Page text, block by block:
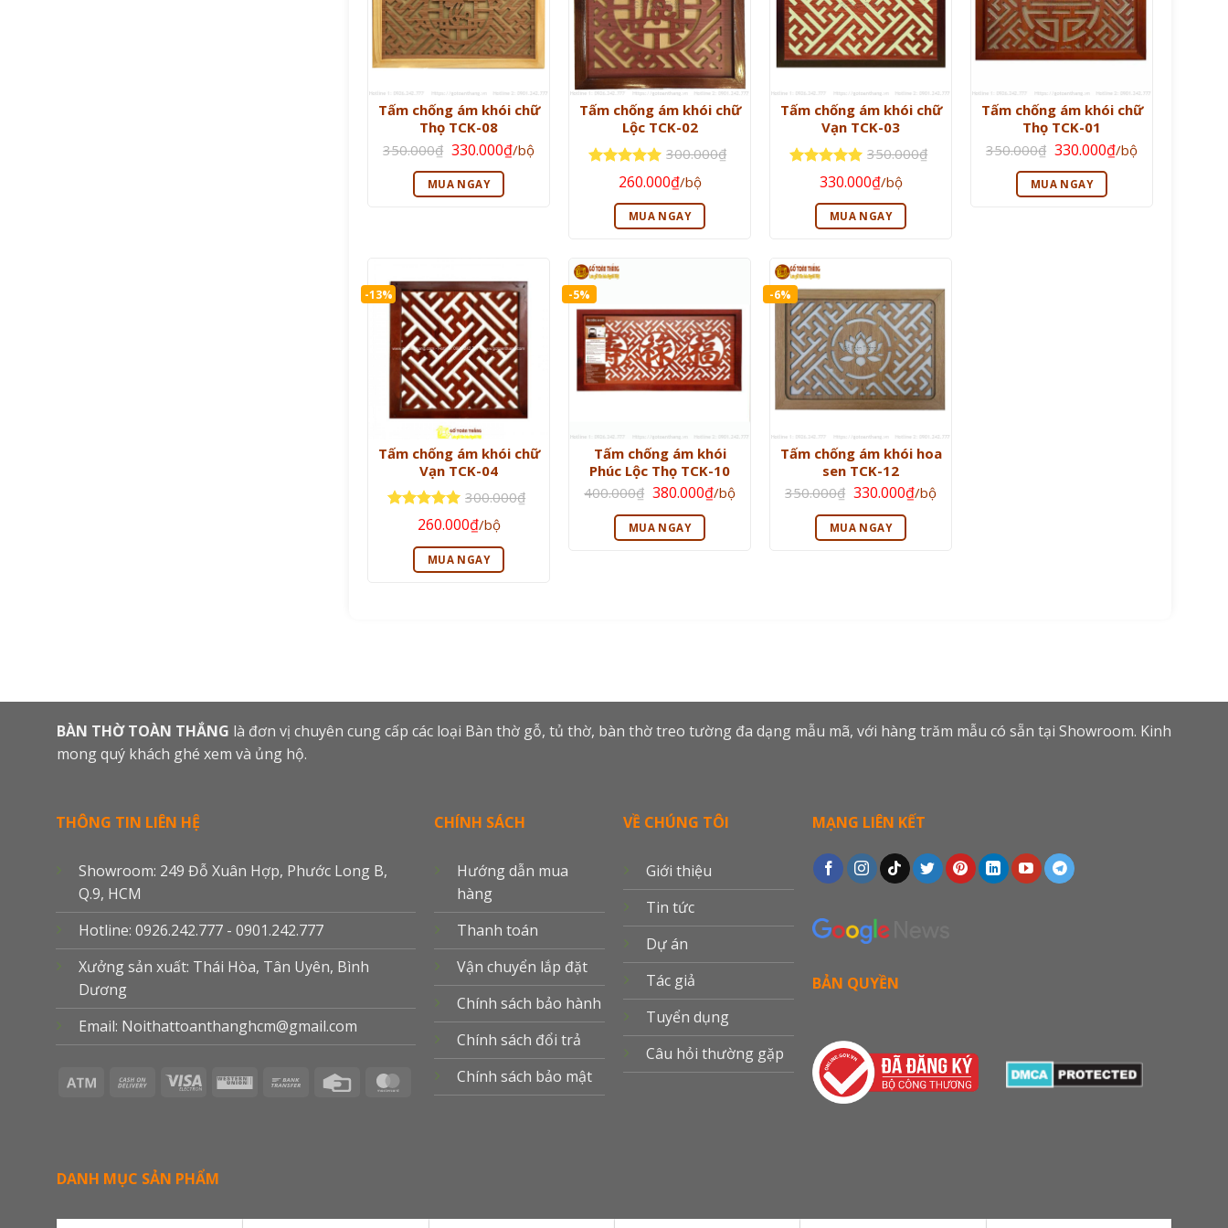
Tấm chống ám khói chữ
Thọ TCK-08
350.000₫ Giá
gốc
là:
350.000₫.
330.000₫Giá
hiện
/bộ
MUA NGAY
Tấm chống ám khói chữ
Lộc TCK-02
Được xếp
hạng55
300.000₫
Giá
gốc
là:
300.000₫.
260.000₫Giá
hiện
tại
là:
260.000₫.
/bộ
MUA NGAY
Tấm chống ám khói chữ
Vạn TCK-03
Được xếp
hạng55
350.000₫
Giá
gốc
là:
350.000₫.
330.000₫Giá
hiện
tại
là:
330.000₫.
/bộ
MUA NGAY
Tấm chống ám khói chữ
Thọ TCK-01
350.000₫ Giá
gốc
là:
350.000₫.
330.000₫Giá
hiện
/bộ
MUA NGAY
-13%
Tấm chống ám khói chữ
Vạn TCK-04
Được xếp
hạng55
300.000₫
Giá
gốc
là:
300.000₫.
260.000₫Giá
hiện
tại
là:
260.000₫.
/bộ
MUA NGAY
-5%
Tấm chống ám khói
Phúc Lộc Thọ TCK-10
400.000₫ Giá
gốc
là:
400.000₫.
380.000₫Giá
hiện
/bộ
MUA NGAY
-6%
Tấm chống ám khói hoa
sen TCK-12
350.000₫ Giá
gốc
là:
350.000₫.
330.000₫Giá
hiện
/bộ
MUA NGAY
BÀN THỜ TOÀN THẮNG là đơn vị chuyên cung cấp các loại Bàn thờ gỗ, tủ thờ, bàn thờ treo tường đa dạng mẫu mã, với hàng trăm mẫu có sẵn tại Showroom. Kinh
mong quý khách ghé xem và ủng hộ.
THÔNG TIN LIÊN HỆ
Showroom: 249 Đỗ Xuân Hợp, Phước Long B,
Q.9, HCM
Hotline: 0926.242.777 - 0901.242.777
Xưởng sản xuất: Thái Hòa, Tân Uyên, Bình
Dương
Email: Noithattoanthanghcm@gmail.com
Atm
Cash
Visa
Western
Bank
Credit
MasterCard
CHÍNH SÁCH
Hướng dẫn mua
hàng
Thanh toán
Vận chuyển lắp đặt
Chính sách bảo hành
Chính sách đổi trả
Chính sách bảo mật
VỀ CHÚNG TÔI
Giới thiệu
Tin tức
Dự án
Tác giả
Tuyển dụng
Câu hỏi thường gặp
MẠNG LIÊN KẾT
BẢN QUYỀN
DANH MỤC SẢN PHẨM